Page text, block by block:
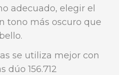
adecuado, elegir el
tono más oscuro que
se utiliza mejor con
dúo 156.712